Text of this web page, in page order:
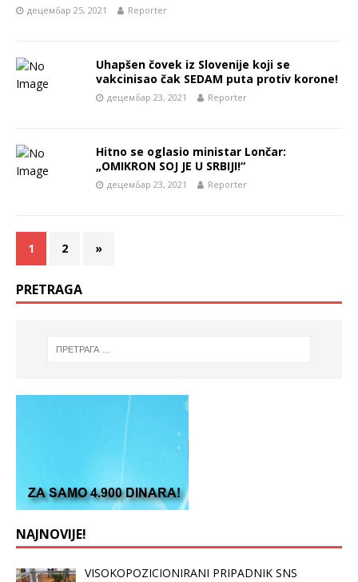
децембар 25, 2021 Reporter
Uhapšen čovek iz Slovenije koji se
vakcinisao čak SEDAM puta protiv korone!
децембар 23, 2021 Reporter
Hitno se oglasio ministar Lončar:
„OMIKRON SOJ JE U SRBIJI!“
децембар 23, 2021 Reporter
1 2 »
PRETRAGA
NAJNOVIJE!
VISOKOPOZICIONIRANI PRIPADNIK SNS